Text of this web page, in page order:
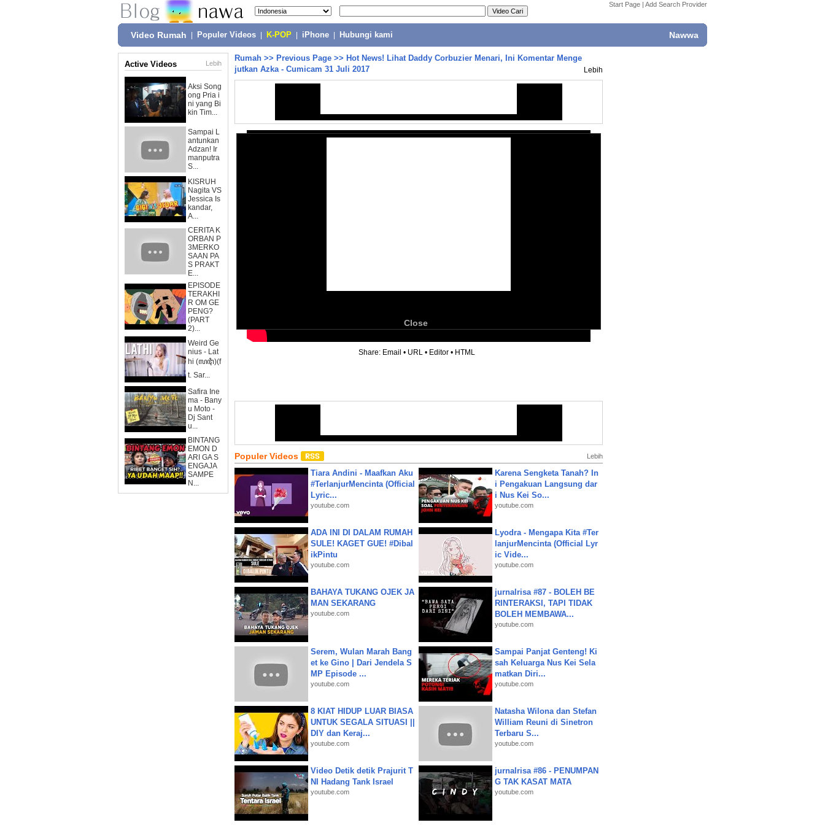
Start Page | Add Search Provider
Video Rumah Populer Videos K-POP iPhone Hubungi kami Nawwa
Active Videos Lebih
Aksi Song
ong Pria i
ni yang Bi
kin Tim...
Sampai L
antunkan
Adzan! Ir
manputra
S...
KISRUH
Nagita VS
Jessica Is
kandar,
A...
CERITA K
ORBAN P
3MERKO
SAAN PA
S PRAKT
E...
EPISODE
TERAKHI
R OM GE
PENG?
(PART
2)...
Weird Ge
nius - Lat
hi (ꦭꦛꦶ)(f
t. Sar...
Safira Ine
ma - Bany
u Moto -
Dj Sant
u...
BINTANG
EMON D
ARI GA S
ENGAJA
SAMPE
N...
Rumah >> Previous Page >> Hot News! Lihat Daddy Corbuzier Menari, Ini Komentar Menge
jutkan Azka - Cumicam 31 Juli 2017
Lebih
Close
Share: Email • URL • Editor • HTML
Populer Videos Lebih
Tiara Andini - Maafkan Aku
#TerlanjurMencinta (Official
Lyric...
youtube.com
Karena Sengketa Tanah? In
i Pengakuan Langsung dar
i Nus Kei So...
youtube.com
ADA INI DI DALAM RUMAH
SULE! KAGET GUE! #Dibal
ikPintu
youtube.com
Lyodra - Mengapa Kita #Ter
lanjurMencinta (Official Lyr
ic Vide...
youtube.com
BAHAYA TUKANG OJEK JA
MAN SEKARANG
youtube.com
jurnalrisa #87 - BOLEH BE
RINTERAKSI, TAPI TIDAK
BOLEH MEMBAWA...
youtube.com
Serem, Wulan Marah Bang
et ke Gino | Dari Jendela S
MP Episode ...
youtube.com
Sampai Panjat Genteng! Ki
sah Keluarga Nus Kei Sela
matkan Diri...
youtube.com
8 KIAT HIDUP LUAR BIASA
UNTUK SEGALA SITUASI ||
DIY dan Keraj...
youtube.com
Natasha Wilona dan Stefan
William Reuni di Sinetron
Terbaru S...
youtube.com
Video Detik detik Prajurit T
NI Hadang Tank Israel
youtube.com
jurnalrisa #86 - PENUMPAN
G TAK KASAT MATA
youtube.com